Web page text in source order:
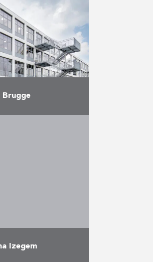
opgeleverd. AB
hier …
Meer
Brugge
Izegem